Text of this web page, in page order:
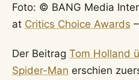
Foto: © BANG Media
at Critics Choice Awards
Der Beitrag Tom Holland
Spider-Man erschien